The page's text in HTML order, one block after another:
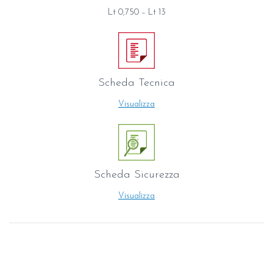
Lt 0,750 – Lt 13
Scheda Tecnica
Visualizza
Scheda Sicurezza
Visualizza